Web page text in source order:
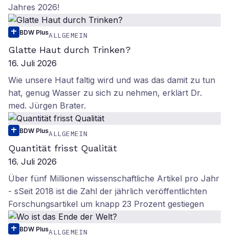
Jahres 2026!
BDW PlusALLGEMEIN
Glatte Haut durch Trinken?
16. Juli 2026
Wie unsere Haut faltig wird und was das damit zu tun
hat, genug Wasser zu sich zu nehmen, erklärt Dr.
med. Jürgen Brater.
BDW PlusALLGEMEIN
Quantität frisst Qualität
16. Juli 2026
Über fünf Millionen wissenschaftliche Artikel pro Jahr
- sSeit 2018 ist die Zahl der jährlich veröffentlichten
Forschungsartikel um knapp 23 Prozent gestiegen
BDW PlusALLGEMEIN